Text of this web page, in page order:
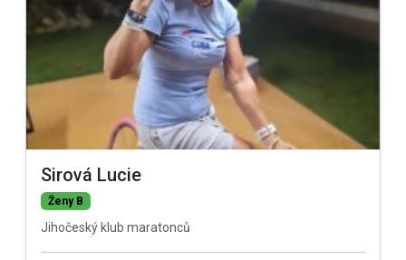
Sirová Lucie
Ženy B
Jihočeský klub maratonců